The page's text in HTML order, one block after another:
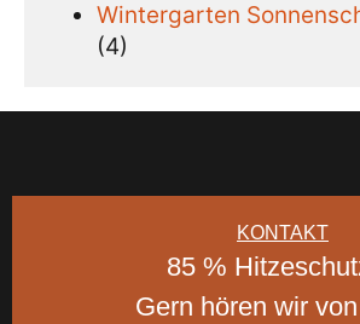
Wintergarten
(4)
KONTAKT
85 %
Gern hören wir